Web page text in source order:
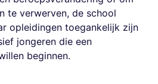
te verwerven, de school
opleidingen toegankelijk zijn
jongeren die een
beginnen.